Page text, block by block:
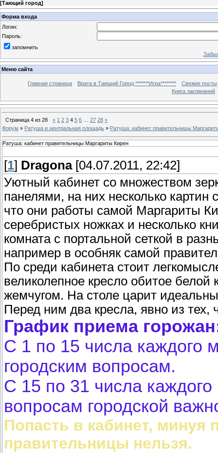
[Тающий город]
Форма входа
Логин:
Пароль:
запомнить
Меню сайта
Главная страница Врата в Тающий Город *******Игра********
Свежие посты
Книга заклинаний
Страница 4 из 28 « 1 2 3 4 5 6 27 28 »
Форум » Ратуша и центральная площадь » Ратуша: кабинет правительницы
Ратуша: кабинет правительницы Маргариты Кирен
[1] Dragona[04.07.2011, 22:42]
Уютный кабинет со множеством
панелями, на них несколько
что они работы самой Маргариты
серебристых ножках и несколько
комната с портальной сеткой в
например в особняк самой
По среди кабинета стоит
великолепное кресло обитое
жемчугом. На столе царит
Перед ним два кресла, явно из тех,
График приема
С 1 по 15 числа каждого
городским вопросам.
С 15 по 31 числа
вопросам городской
Попасть в кабинет,
правительницы нельзя.